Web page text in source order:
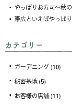
やっぱりお寿司～秋
帯広といえばやっぱ
カテゴリー
ガーデニング (10)
秘密基地 (5)
お客様の店舗 (11)